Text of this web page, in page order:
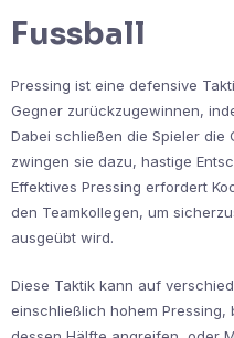
Fussball
Pressing ist eine defensive
Gegner zurückzugewinnen,
Dabei schließen die Spieler die
zwingen sie dazu, hastige
Effektives Pressing erfordert
den Teamkollegen, um
ausgeübt wird.
Diese Taktik kann auf
einschließlich hohem Pressing,